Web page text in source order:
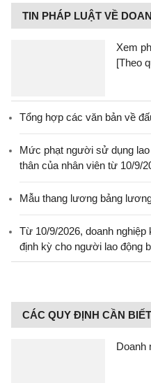
TIN PHÁP LUẬT VỀ
Xem
[Theo
Tổng hợp các văn bản về
Mức phạt người sử dụng
thân của nhân viên từ 10/9/
Mẫu thang lương bảng
Từ 10/9/2026, doanh
định kỳ cho người lao động
CÁC QUY ĐỊNH CẦN
Doanh